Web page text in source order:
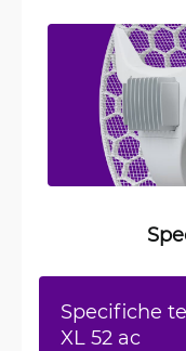
Specifiche
XL 52 ac